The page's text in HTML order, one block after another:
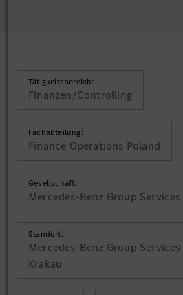
Tätigkeitsbereich:
Finanzen/Controlling
Fachabteilung:
Finance Operations Poland
Gesellschaft:
Mercedes-Benz Group
Standort:
Mercedes-Benz Group
Krakau